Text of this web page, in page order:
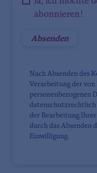
abonnieren!
Nach Absenden des
Verarbeitung der von
personenbezogenen
der Bearbeitung
durch das Absenden
Einwilligung.